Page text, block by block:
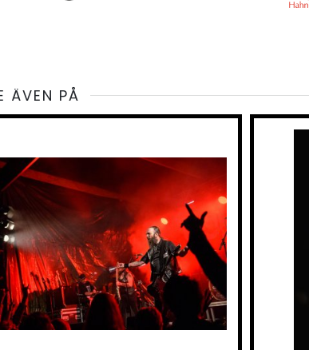
ÄVEN PÅ